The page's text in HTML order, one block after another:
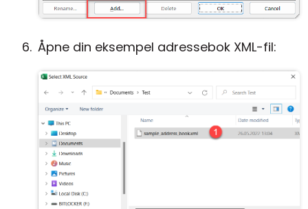
Åpne din eksempel adressebok XML-fil: